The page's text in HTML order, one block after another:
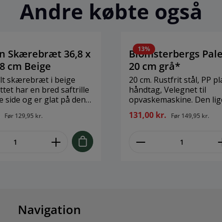
Brand: Blomsterbergs
stk. Materiale: Stål
Andre købte også
Skærebræt 36,8 x
cm Beige
skærebræt i beige
har en bred saftrille
og begge sider af
til
ligger godt fast på
det har skridsikker kant
Materiale: PP/TPE plast
Før 129,95 kr.
13%
Blomsterbergs
20 cm grå*
20 cm. Rustfrit stål, PP plast
håndtag, Velegnet til
opvaskemaskine. Den lige palet er
ét af konditorens vigtigste
redskaber. Anvendes fx
cremer op, smøre
lave roser, vende
meget andet. Fås i
131,00 kr. Før 149,95 kr.
Navigation